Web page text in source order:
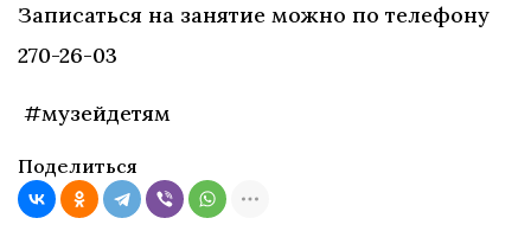
Записаться на занятие можно по телефону
270-26-03
#музейдетям
Поделиться